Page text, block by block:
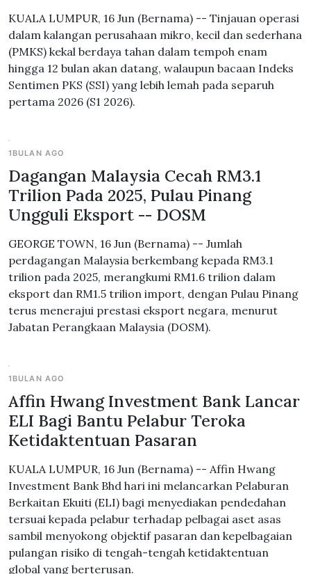
KUALA LUMPUR, 16 Jun (Bernama) -- Tinjauan operasi
dalam kalangan perusahaan mikro, kecil dan sederhana
(PMKS) kekal berdaya tahan dalam tempoh enam
hingga 12 bulan akan datang, walaupun bacaan Indeks
Sentimen PKS (SSI) yang lebih lemah pada separuh
pertama 2026 (S1 2026).
1BULAN AGO
Dagangan Malaysia Cecah RM3.1
Trilion Pada 2025, Pulau Pinang
Ungguli Eksport -- DOSM
GEORGE TOWN, 16 Jun (Bernama) -- Jumlah
perdagangan Malaysia berkembang kepada RM3.1
trilion pada 2025, merangkumi RM1.6 trilion dalam
eksport dan RM1.5 trilion import, dengan Pulau Pinang
terus menerajui prestasi eksport negara, menurut
Jabatan Perangkaan Malaysia (DOSM).
1BULAN AGO
Affin Hwang Investment Bank Lancar
ELI Bagi Bantu Pelabur Teroka
Ketidaktentuan Pasaran
KUALA LUMPUR, 16 Jun (Bernama) -- Affin Hwang
Investment Bank Bhd hari ini melancarkan Pelaburan
Berkaitan Ekuiti (ELI) bagi menyediakan pendedahan
tersuai kepada pelabur terhadap pelbagai aset asas
sambil menyokong objektif pasaran dan kepelbagaian
pulangan risiko di tengah-tengah ketidaktentuan
global yang berterusan.